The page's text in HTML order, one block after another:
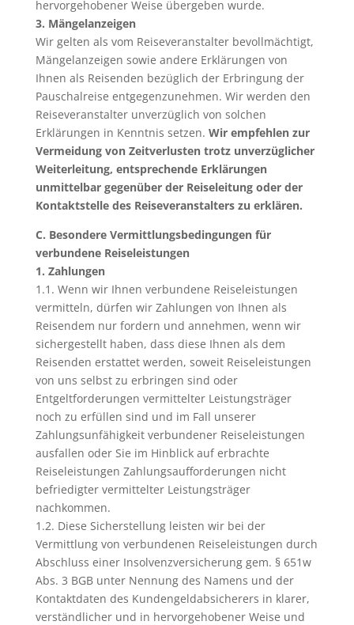
hervorgehobener Weise übergeben wurde.
3. Mängelanzeigen
Wir gelten als vom Reiseveranstalter bevollmächtigt,
Mängelanzeigen sowie andere Erklärungen von
Ihnen als Reisenden bezüglich der Erbringung der
Pauschalreise entgegenzunehmen. Wir werden den
Reiseveranstalter unverzüglich von solchen
Erklärungen in Kenntnis setzen. Wir empfehlen zur
Vermeidung von Zeitverlusten trotz unverzüglicher
Weiterleitung, entsprechende Erklärungen
unmittelbar gegenüber der Reiseleitung oder der
Kontaktstelle des Reiseveranstalters zu erklären.
C. Besondere Vermittlungsbedingungen für
verbundene Reiseleistungen
1. Zahlungen
1.1. Wenn wir Ihnen verbundene Reiseleistungen
vermitteln, dürfen wir Zahlungen von Ihnen als
Reisendem nur fordern und annehmen, wenn wir
sichergestellt haben, dass diese Ihnen als dem
Reisenden erstattet werden, soweit Reiseleistungen
von uns selbst zu erbringen sind oder
Entgeltforderungen vermittelter Leistungsträger
noch zu erfüllen sind und im Fall unserer
Zahlungsunfähigkeit verbundener Reiseleistungen
ausfallen oder Sie im Hinblick auf erbrachte
Reiseleistungen Zahlungsaufforderungen nicht
befriedigter vermittelter Leistungsträger
nachkommen.
1.2. Diese Sicherstellung leisten wir bei der
Vermittlung von verbundenen Reiseleistungen durch
Abschluss einer Insolvenzversicherung gem. § 651w
Abs. 3 BGB unter Nennung des Namens und der
Kontaktdaten des Kundengeldabsicherers in klarer,
verständlicher und in hervorgehobener Weise und